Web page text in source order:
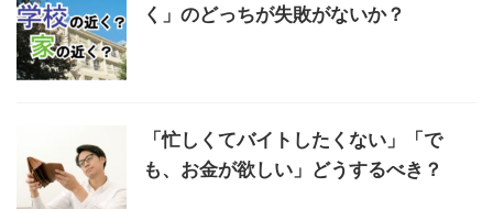
く」のどっちが失敗がないか？
「忙しくてバイトしたくない」「で
も、お金が欲しい」どうするべき？